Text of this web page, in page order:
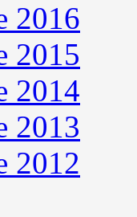
2016
2015
2014
2013
2012